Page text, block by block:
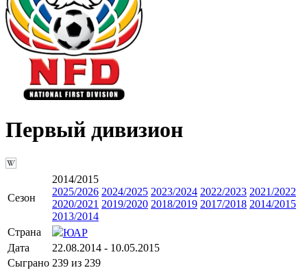
Первый дивизион
Сезон
2014/2015
2025/2026 2024/2025 2023/2024 2022/2023 2021/2022
2020/2021 2019/2020 2018/2019 2017/2018 2014/2015
2013/2014
Страна
ЮАР
Дата
22.08.2014 - 10.05.2015
Сыграно 239 из 239